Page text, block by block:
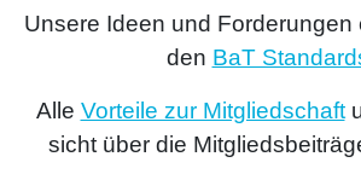
Unse­re Ideen und For­de­run­gen
den BaT
Alle Vor­tei­le zur Mit­glied­schaft
sicht über die
Suchen nach: